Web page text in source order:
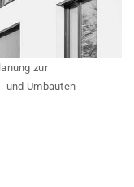
zur
und Umbauten